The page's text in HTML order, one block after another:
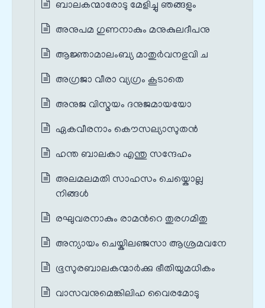
ബാലകന്മാരോടു മേളിച്ചു ഞങ്ങളും
അനുപമ ഗുണനാകും മനുകുലദീപനു
ആജ്ഞാമാലംബ്യ മാതുര്‍വനഭുവി ച
അഗ്രജാ വീരാ വ്യഗ്രം കൂടാതെ
അനുജ വിസ്മയം ദനുജമായയോ
ഏകവീരനാം കൌസല്യാസുതന്‍
ഹന്ത ബാലകാ എന്തു സന്ദേഹം
അലമലമതി സാഹസം ചെയ്കൊല്ല
നിങ്ങള്‍
രഘുവരനാകും രാമന്‍റെ തുരഗമിതു
അന്യായം ചെയ്കിലഞ്ജസാ ആശ്രമവനേ
ഭൂസുരബാലകന്മാര്‍ക്കു ഭീതിയുമധികം
വാസവനുമെങ്കിലിഹ വൈരമോടു